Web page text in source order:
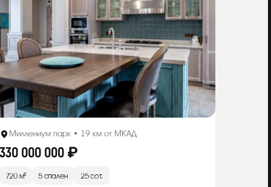
Миллениум парк • 19 км от МКАД
000 000 ₽
720 м² 5 спален 25 сот.